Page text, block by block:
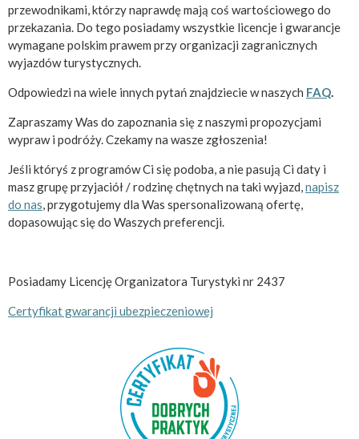
przewodnikami, którzy naprawdę mają coś wartościowego do
przekazania. Do tego posiadamy wszystkie licencje i gwarancje
wymagane polskim prawem przy organizacji zagranicznych
wyjazdów turystycznych.
Odpowiedzi na wiele innych pytań znajdziecie w naszych FAQ
Zapraszamy Was do zapoznania się z naszymi propozycjami
wypraw i podróży. Czekamy na wasze zgłoszenia!
Jeśli któryś z programów Ci się podoba, a nie pasują Ci daty i
masz grupę przyjaciół / rodzinę chętnych na taki wyjazd, napisz
do nas , przygotujemy dla Was spersonalizowaną ofertę,
dopasowując się do Waszych preferencji.
Posiadamy Licencję Organizatora Turystyki nr 2437
Certyfikat gwarancji ubezpieczeniowej